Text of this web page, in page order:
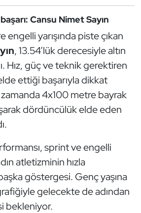
Cansu Nimet Sayın
engelli yarışında piste çıkan
, 13.54’lük derecesiyle altın
Hız, güç ve teknik gerektiren
ettiği başarıyla dikkat
zamanda 4x100 metre bayrak
dördüncülük elde eden
sprint ve engelli
atletizminin hızla
göstergesi. Genç yaşına
gelecekte de adından
bekleniyor.